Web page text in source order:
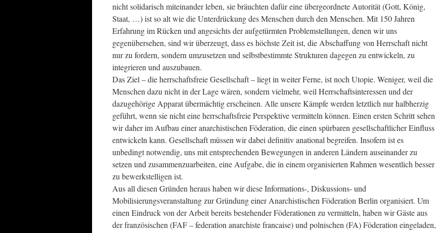
nicht solidarisch miteinander leben, sie bräuchten dafür eine übergeordnete Autorität (Gott, König,
Staat, …) ist so alt wie die Unterdrückung des Menschen durch den Menschen. Mit 150 Jahren
Erfahrung im Rücken und angesichts der aufgetürmten Problemstellungen, denen wir uns
gegenübersehen, sind wir überzeugt, dass es höchste Zeit ist, die Abschaffung von Herrschaft nicht
nur zu fordern, sondern umzusetzen und selbstbestimmte Strukturen dagegen zu entwickeln, zu
integrieren und auszubauen.
Das Ziel – die herrschaftsfreie Gesellschaft – liegt in weiter Ferne, ist noch Utopie. Weniger, weil die
Menschen dazu nicht in der Lage wären, sondern vielmehr, weil Herrschaftsinteressen und der
dazugehörige Apparat übermächtig erscheinen. Alle unsere Kämpfe werden letztlich nur halbherzig
geführt, wenn sie nicht eine herrschaftsfreie Perspektive vermitteln können. Einen ersten Schritt sehen
wir daher im Aufbau einer anarchistischen Föderation, die einen spürbaren gesellschaftlicher Einfluss
entwickeln kann. Gesellschaft müssen wir dabei definitiv anational begreifen. Insofern ist es
unbedingt notwendig, uns mit entsprechenden Bewegungen in anderen Ländern auseinander zu
setzen und zusammenzuarbeiten, eine Aufgabe, die in einem organisierten Rahmen wesentlich besser
zu bewerkstelligen ist.
Aus all diesen Gründen heraus haben wir diese Informations-, Diskussions- und
Mobilisierungsveranstaltung zur Gründung einer Anarchistischen Föderation Berlin organisiert. Um
einen Eindruck von der Arbeit bereits bestehender Föderationen zu vermitteln, haben wir Gäste aus
der französischen (FAF – federation anarchiste francaise) und polnischen (FA) Föderation eingeladen,